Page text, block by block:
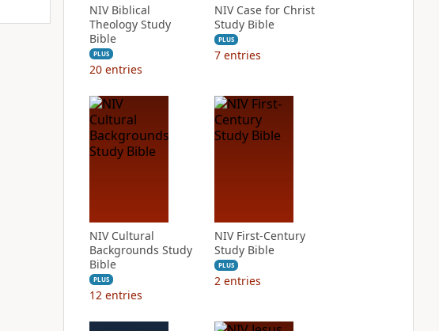
NIV Biblical
Theology Study
Bible
PLUS
20 entries
NIV Case for Christ
Study Bible
PLUS
7 entries
NIV Cultural
Backgrounds Study
Bible
PLUS
12 entries
NIV First-Century
Study Bible
PLUS
2 entries